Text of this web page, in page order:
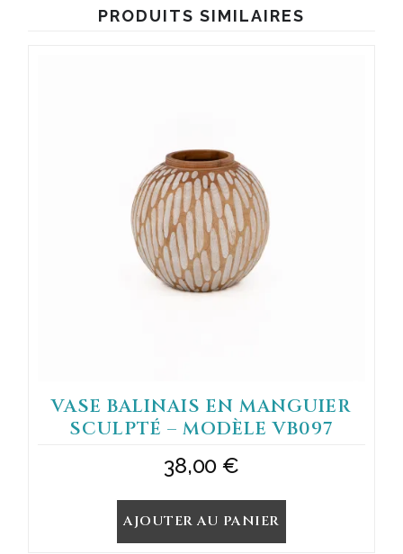
PRODUITS SIMILAIRES
VASE BALINAIS EN MANGUIER
SCULPTÉ – MODÈLE VB097
38,00 €
AJOUTER AU PANIER